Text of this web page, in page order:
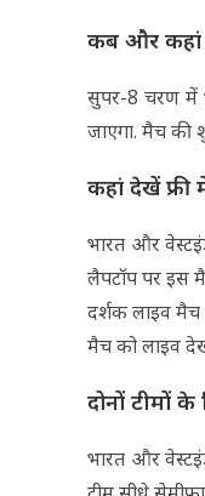
कब और कहां
सुपर-8 चरण में
जाएगा. मैच की
कहां देखें फ्री
भारत और
लैपटॉप पर इस
दर्शक लाइव मैच
मैच को लाइव
दोनों टीमों
भारत और